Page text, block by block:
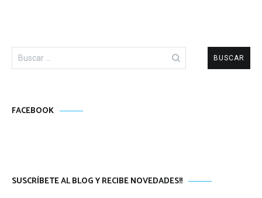
Buscar:
FACEBOOK
SUSCRÍBETE AL BLOG Y RECIBE NOVEDADES!!